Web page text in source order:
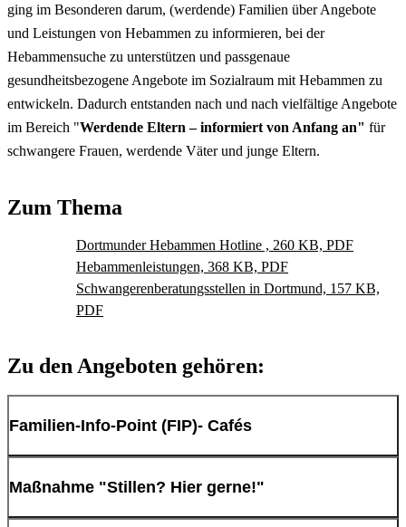
ging im Besonderen darum, (werdende) Familien über Angebote
und Leistungen von Hebammen zu informieren, bei der
Hebammensuche zu unterstützen und passgenaue
gesundheitsbezogene Angebote im Sozialraum mit Hebammen zu
entwickeln. Dadurch entstanden nach und nach vielfältige Angebote
im Bereich "Werdende Eltern – informiert von Anfang an" für
schwangere Frauen, werdende Väter und junge Eltern.
Zum Thema
Dortmunder Hebammen Hotline , 260 KB, PDF
Hebammenleistungen, 368 KB, PDF
Schwangerenberatungsstellen in Dortmund, 157 KB,
PDF
Zu den Angeboten gehören:
Familien-Info-Point (FIP)- Cafés
Aus dieser Unterarbeitsgruppe „Werdende Eltern- informiert von
Maßnahme "Stillen? Hier gerne!"